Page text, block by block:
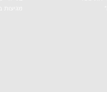
מגיעות